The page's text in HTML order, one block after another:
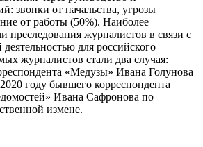
звонки от начальства, угрозы
от работы (50%). Наиболее
преследования журналистов в связи с
для российского
журналистов стали два случая:
«Медузы» Ивана Голунова
году бывшего корреспондента
Ивана Сафронова по
измене.